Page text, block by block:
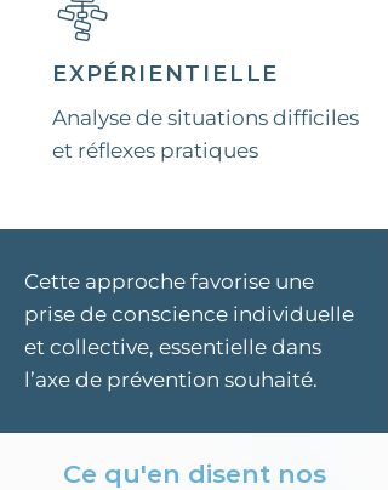
EXPÉRIENTIELLE
Analyse de situations difficiles
et réflexes pratiques​
Cette approche favorise une
prise de conscience individuelle
et collective, essentielle dans
l’axe de prévention souhaité.​
Ce qu'en disent nos